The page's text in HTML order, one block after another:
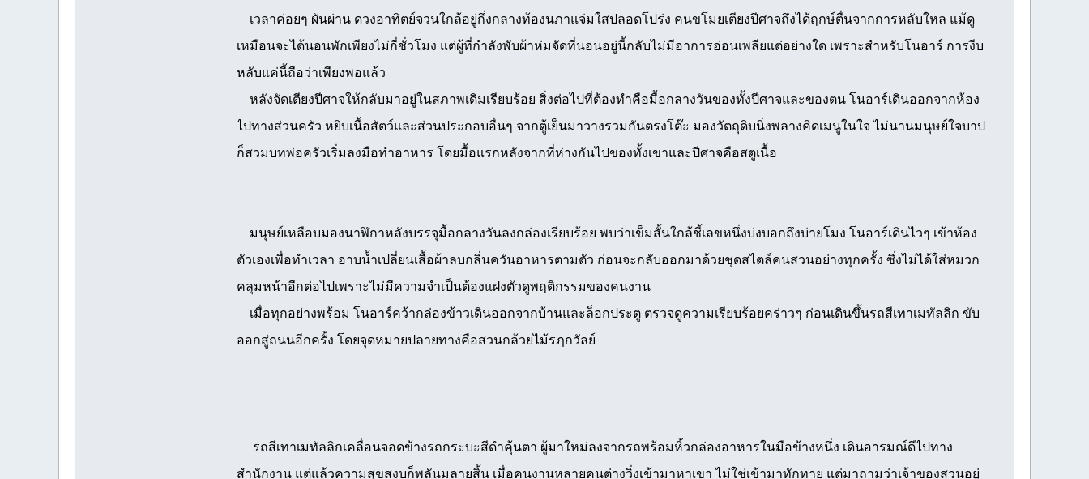
เวลาค่อยๆ ผันผ่าน ดวงอาทิตย์จวนใกล้อยู่กึ่งกลางท้องนภาแจ่มใสปลอดโปร่ง คนขโมยเตียงปีศาจถึงได้ฤกษ์ตื่นจากการหลับใหล แม้ดู
เหมือนจะได้นอนพักเพียงไม่กี่ชั่วโมง แต่ผู้ที่กำลังพับผ้าห่มจัดที่นอนอยู่นี้กลับไม่มีอาการอ่อนเพลียแต่อย่างใด เพราะสำหรับโนอาร์ การงีบ
หลับแค่นี้ถือว่าเพียงพอแล้ว
หลังจัดเตียงปีศาจให้กลับมาอยู่ในสภาพเดิมเรียบร้อย สิ่งต่อไปที่ต้องทำคือมื้อกลางวันของทั้งปีศาจและของตน โนอาร์เดินออกจากห้อง
ไปทางส่วนครัว หยิบเนื้อสัตว์และส่วนประกอบอื่นๆ จากตู้เย็นมาวางรวมกันตรงโต๊ะ มองวัตถุดิบนิ่งพลางคิดเมนูในใจ ไม่นานมนุษย์ใจบาป
ก็สวมบทพ่อครัวเริ่มลงมือทำอาหาร โดยมื้อแรกหลังจากที่ห่างกันไปของทั้งเขาและปีศาจคือสตูเนื้อ
มนุษย์เหลือบมองนาฬิกาหลังบรรจุมื้อกลางวันลงกล่องเรียบร้อย พบว่าเข็มสั้นใกล้ชี้เลขหนึ่งบ่งบอกถึงบ่ายโมง โนอาร์เดินไวๆ เข้าห้อง
ตัวเองเพื่อทำเวลา อาบน้ำเปลี่ยนเสื้อผ้าลบกลิ่นควันอาหารตามตัว ก่อนจะกลับออกมาด้วยชุดสไตล์คนสวนอย่างทุกครั้ง ซึ่งไม่ได้ใส่หมวก
คลุมหน้าอีกต่อไปเพราะไม่มีความจำเป็นต้องแฝงตัวดูพฤติกรรมของคนงาน
เมื่อทุกอย่างพร้อม โนอาร์คว้ากล่องข้าวเดินออกจากบ้านและล็อกประตู ตรวจดูความเรียบร้อยคร่าวๆ ก่อนเดินขึ้นรถสีเทาเมทัลลิก ขับ
ออกสู่ถนนอีกครั้ง โดยจุดหมายปลายทางคือสวนกล้วยไม้รฦกวัลย์
รถสีเทาเมทัลลิกเคลื่อนจอดข้างรถกระบะสีดำคุ้นตา ผู้มาใหม่ลงจากรถพร้อมหิ้วกล่องอาหารในมือข้างหนึ่ง เดินอารมณ์ดีไปทาง
สำนักงาน แต่แล้วความสุขสงบก็พลันมลายสิ้น เมื่อคนงานหลายคนต่างวิ่งเข้ามาหาเขา ไม่ใช่เข้ามาทักทาย แต่มาถามว่าเจ้าของสวนอยู่